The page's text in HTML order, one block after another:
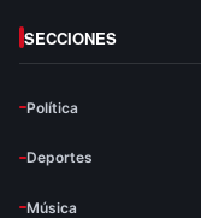
SECCIONES
Política
Deportes
Música